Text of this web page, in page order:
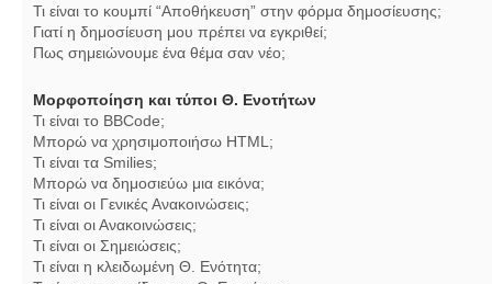
Τι είναι το κουμπί “Αποθήκευση” στην φόρμα δημοσίευσης;
Γιατί η δημοσίευση μου πρέπει να εγκριθεί;
Πως σημειώνουμε ένα θέμα σαν νέο;
Μορφοποίηση και τύποι Θ. Ενοτήτων
Τι είναι το BBCode;
Μπορώ να χρησιμοποιήσω HTML;
Τι είναι τα Smilies;
Μπορώ να δημοσιεύω μια εικόνα;
Τι είναι οι Γενικές Ανακοινώσεις;
Τι είναι οι Ανακοινώσεις;
Τι είναι οι Σημειώσεις;
Τι είναι η κλειδωμένη Θ. Ενότητα;